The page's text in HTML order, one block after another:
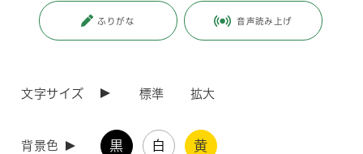
ふりがな 音声読み上げ
文字サイズ 標準 拡大
背景色 黒 白 黄
更新日付：2025年12月3日 / ページ番号：C061453